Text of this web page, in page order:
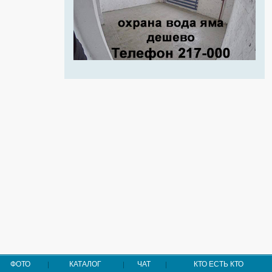
ФОТО КАТАЛОГ ЧАТ КТО ЕСТЬ КТО